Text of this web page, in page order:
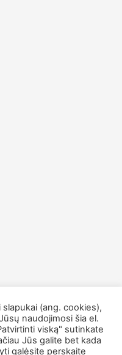
(ang. cookies),
naudojimosi šia el.
viską" sutinkate
Jūs galite bet kada
galėsite perskaite